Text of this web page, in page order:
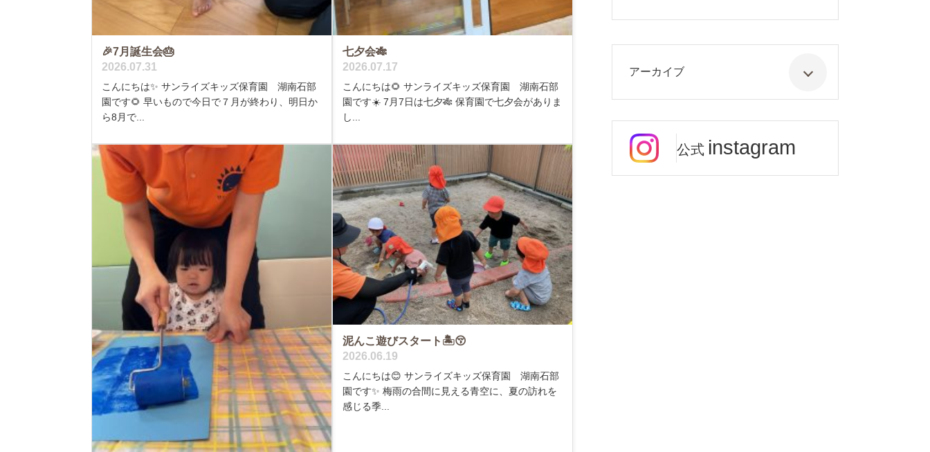
🎉7月誕生会🎂
2026.07.31
こんにちは✨ サンライズキッズ保育園 湖南石部
園です🌻 早いもので今日で７月が終わり、明日か
ら8月で...
七夕会🎋
2026.07.17
こんにちは🌻 サンライズキッズ保育園 湖南石部
園です☀️ 7月7日は七夕🎋 保育園で七夕会がありま
し...
泥んこ遊びスタート🏝️😚
2026.06.19
こんにちは😊 サンライズキッズ保育園 湖南石部
園です✨ 梅雨の合間に見える青空に、夏の訪れを
感じる季...
アーカイブ
公式 instagram